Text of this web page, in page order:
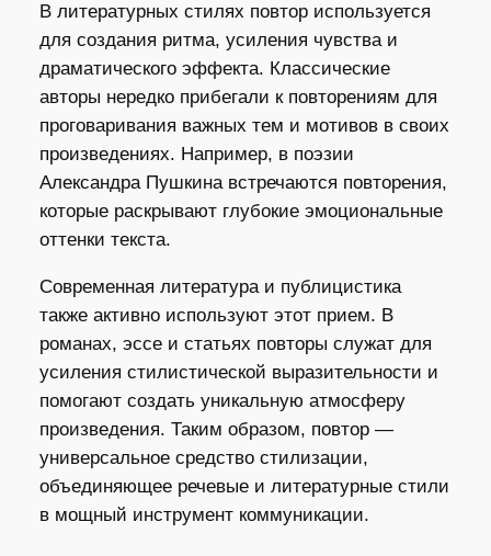
В литературных стилях повтор используется
для создания ритма, усиления чувства и
драматического эффекта. Классические
авторы нередко прибегали к повторениям для
проговаривания важных тем и мотивов в своих
произведениях. Например, в поэзии
Александра Пушкина встречаются повторения,
которые раскрывают глубокие эмоциональные
оттенки текста.
Современная литература и публицистика
также активно используют этот прием. В
романах, эссе и статьях повторы служат для
усиления стилистической выразительности и
помогают создать уникальную атмосферу
произведения. Таким образом, повтор —
универсальное средство стилизации,
объединяющее речевые и литературные стили
в мощный инструмент коммуникации.